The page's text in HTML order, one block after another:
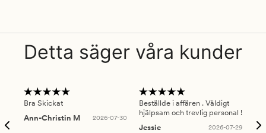
Detta säger våra kunder
Bra Skickat
Ann-Christin M
2026-07-30
Beställde i affären . Väldigt
hjälpsam och trevlig personal !
Jessie
2026-07-29